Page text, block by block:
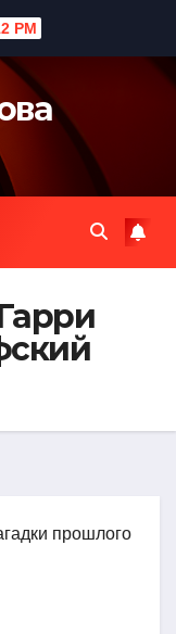
PM
прошлого